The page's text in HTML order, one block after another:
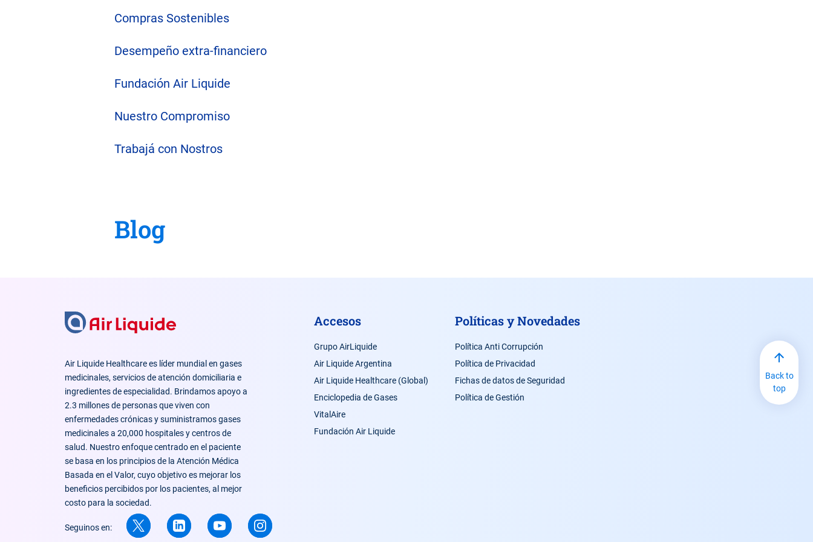
Compras Sostenibles
Desempeño extra-financiero
Fundación Air Liquide
Nuestro Compromiso
Trabajá con Nostros
Blog
Air Liquide Healthcare es líder mundial en gases
medicinales, servicios de atención domiciliaria e
ingredientes de especialidad. Brindamos apoyo a
2.3 millones de personas que viven con
enfermedades crónicas y suministramos gases
medicinales a 20,000 hospitales y centros de
salud. Nuestro enfoque centrado en el paciente
se basa en los principios de la Atención Médica
Basada en el Valor, cuyo objetivo es mejorar los
beneficios percibidos por los pacientes, al mejor
costo para la sociedad.
Accesos
Grupo AirLiquide
Air Liquide Argentina
Air Liquide Healthcare (Global)
Enciclopedia de Gases
VitalAire
Fundación Air Liquide
Políticas y Novedades
Política Anti Corrupción
Política de Privacidad
Fichas de datos de Seguridad
Política de Gestión
Seguinos en:
Back to
top